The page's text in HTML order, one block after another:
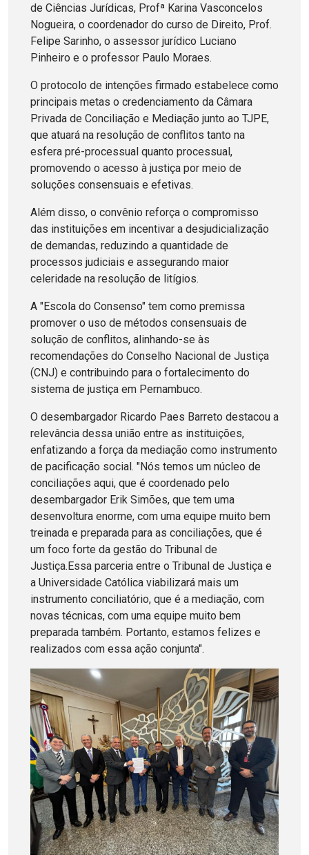
de Ciências Jurídicas, Profª Karina Vasconcelos
Nogueira, o coordenador do curso de Direito, Prof.
Felipe Sarinho, o assessor jurídico Luciano
Pinheiro e o professor Paulo Moraes.
O protocolo de intenções firmado estabelece como
principais metas o credenciamento da Câmara
Privada de Conciliação e Mediação junto ao TJPE,
que atuará na resolução de conflitos tanto na
esfera pré-processual quanto processual,
promovendo o acesso à justiça por meio de
soluções consensuais e efetivas.
Além disso, o convênio reforça o compromisso
das instituições em incentivar a desjudicialização
de demandas, reduzindo a quantidade de
processos judiciais e assegurando maior
celeridade na resolução de litígios.
A "Escola do Consenso" tem como premissa
promover o uso de métodos consensuais de
solução de conflitos, alinhando-se às
recomendações do Conselho Nacional de Justiça
(CNJ) e contribuindo para o fortalecimento do
sistema de justiça em Pernambuco.
O desembargador Ricardo Paes Barreto destacou a
relevância dessa união entre as instituições,
enfatizando a força da mediação como instrumento
de pacificação social. "Nós temos um núcleo de
conciliações aqui, que é coordenado pelo
desembargador Erik Simões, que tem uma
desenvoltura enorme, com uma equipe muito bem
treinada e preparada para as conciliações, que é
um foco forte da gestão do Tribunal de
Justiça.Essa parceria entre o Tribunal de Justiça e
a Universidade Católica viabilizará mais um
instrumento conciliatório, que é a mediação, com
novas técnicas, com uma equipe muito bem
preparada também. Portanto, estamos felizes e
realizados com essa ação conjunta".